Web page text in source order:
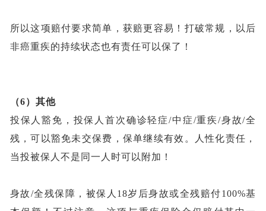
所以这项赔付要求简单，获赔更容易！打破常规，以后
非癌重疾的持续状态也有责任可以保了！
（6） 其他
投保人豁免，投保人首次确诊轻症/中症/重疾/身故/全
残，可以豁免未交保费，保单继续有效。人性化责任，
当投被保人不是同一人时可以附加！
身故/全残保障，被保人18岁后身故或全残赔付100%基